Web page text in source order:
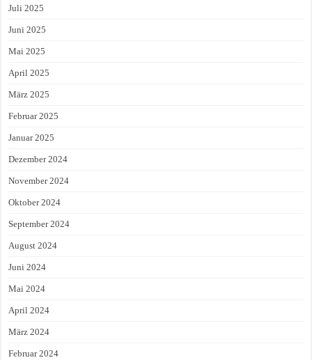
Juli 2025
Juni 2025
Mai 2025
April 2025
März 2025
Februar 2025
Januar 2025
Dezember 2024
November 2024
Oktober 2024
September 2024
August 2024
Juni 2024
Mai 2024
April 2024
März 2024
Februar 2024